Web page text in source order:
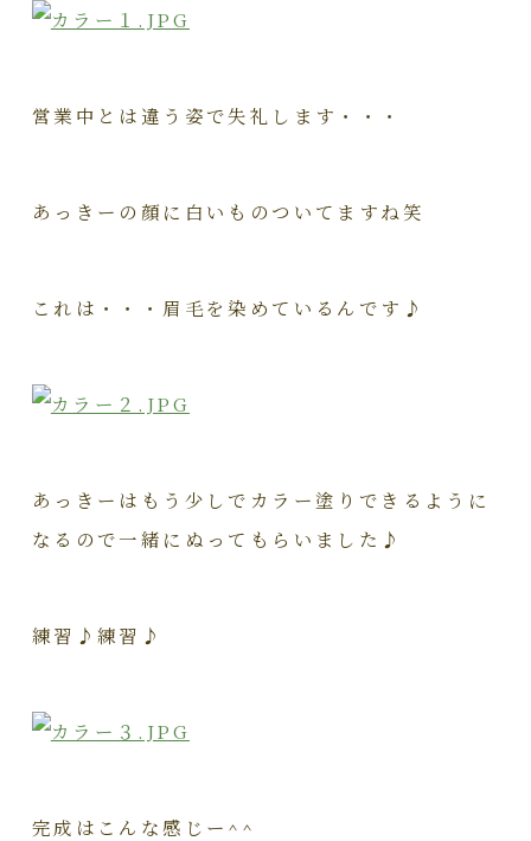
営業中とは違う姿で失礼します・・・
あっきーの顔に白いものついてますね笑
これは・・・眉毛を染めているんです♪
あっきーはもう少しでカラー塗りできるように
なるので一緒にぬってもらいました♪
練習♪練習♪
完成はこんな感じー^^